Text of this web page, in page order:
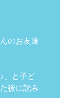
のお友達
」と子ど
後に読み